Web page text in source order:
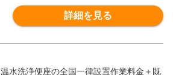
詳細を見る
温水洗浄便座の全国一律設置作業料金＋既